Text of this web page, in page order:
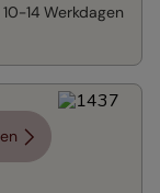
10-14 Werkdagen